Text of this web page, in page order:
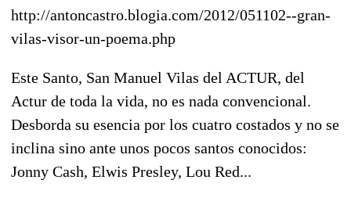
http://antoncastro.blogia.com/2012/051102--gran-
vilas-visor-un-poema.php
Este Santo, San Manuel Vilas del ACTUR, del
Actur de toda la vida, no es nada convencional.
Desborda su esencia por los cuatro costados y no se
inclina sino ante unos pocos santos conocidos:
Jonny Cash, Elwis Presley, Lou Red...